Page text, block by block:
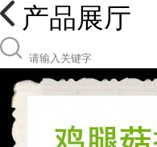
产品展厅